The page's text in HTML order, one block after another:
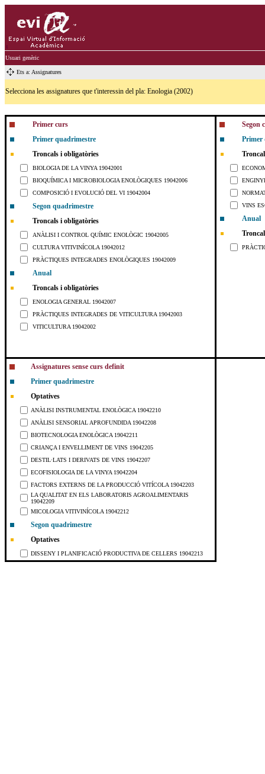
Usuari genèric
Ets a: Assignatures
Selecciona les assignatures que t'interessin del pla: Enologia (2002)
Primer curs
Primer quadrimestre
Troncals i obligatòries
BIOLOGIA DE LA VINYA 19042001
BIOQUÍMICA I MICROBIOLOGIA ENOLÒGIQUES 19042006
COMPOSICIÓ I EVOLUCIÓ DEL VI 19042004
Segon quadrimestre
Troncals i obligatòries
ANÀLISI I CONTROL QUÍMIC ENOLÒGIC 19042005
CULTURA VITIVINÍCOLA 19042012
PRÀCTIQUES INTEGRADES ENOLÒGIQUES 19042009
Anual
Troncals i obligatòries
ENOLOGIA GENERAL 19042007
PRÀCTIQUES INTEGRADES DE VITICULTURA 19042003
VITICULTURA 19042002
Segon
Primer
VINS
Anual
Assignatures sense curs definit
Primer quadrimestre
Optatives
ANÀLISI INSTRUMENTAL ENOLÒGICA 19042210
ANÀLISI SENSORIAL APROFUNDIDA 19042208
BIOTECNOLOGIA ENOLÒGICA 19042211
CRIANÇA I ENVELLIMENT DE VINS 19042205
DESTIL·LATS I DERIVATS DE VINS 19042207
ECOFISIOLOGIA DE LA VINYA 19042204
FACTORS EXTERNS DE LA PRODUCCIÓ VITÍCOLA 19042203
LA QUALITAT EN ELS LABORATORIS AGROALIMENTARIS
19042209
MICOLOGIA VITIVINÍCOLA 19042212
Segon quadrimestre
Optatives
DISSENY I PLANIFICACIÓ PRODUCTIVA DE CELLERS 19042213